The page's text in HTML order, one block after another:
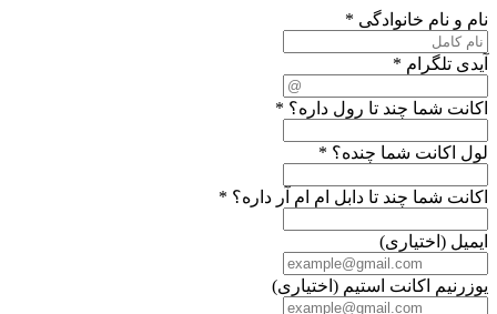
نام و نام خانوادگی *
آیدی تلگرام *
اکانت شما چند تا رول داره؟ *
لول اکانت شما چنده؟ *
اکانت شما چند تا دابل ام ام آر داره؟ *
ایمیل (اختیاری)
یوزرنیم اکانت استیم (اختیاری)